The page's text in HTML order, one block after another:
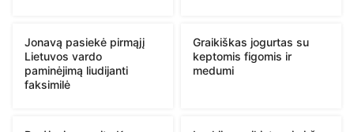
Jonavą pasiekė pirmąjį
Lietuvos vardo
paminėjimą liudijanti
faksimilė
Graikiškas jogurtas su
keptomis figomis ir
medumi